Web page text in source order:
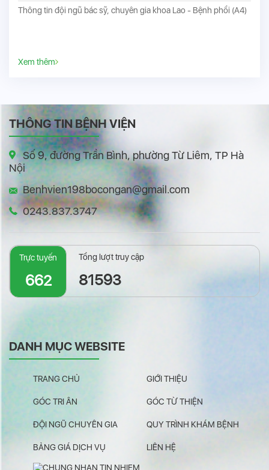
Thông tin đội ngũ bác sỹ, chuyên gia khoa Lao - Bệnh phổi (A4)
Xem thêm
THÔNG TIN BỆNH VIỆN
Số 9, đường Trần Bình, phường Từ Liêm, TP Hà
Nội
Benhvien198bocongan@gmail.com
0243.837.3747
Trực tuyến
662
Tổng lượt truy cập
81593
DANH MỤC WEBSITE
TRANG CHỦ GIỚI THIỆU
GÓC TRI ÂN GÓC TỪ THIỆN
ĐỘI NGŨ CHUYÊN GIA QUY TRÌNH KHÁM BỆNH
BẢNG GIÁ DỊCH VỤ LIÊN HỆ